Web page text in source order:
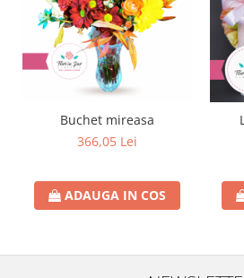
Buchet mireasa
366,05 Lei
ADAUGA IN COS